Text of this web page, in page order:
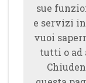
sue
e servizi
vuoi
tutti o ad